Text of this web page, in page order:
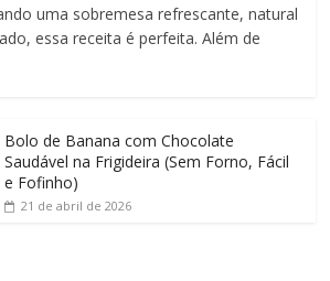
uma sobremesa refrescante, natural
essa receita é perfeita. Além de
Bolo de Banana com Chocolate
Saudável na Frigideira (Sem Forno, Fácil
e Fofinho)
21 de abril de 2026